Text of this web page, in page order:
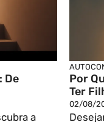
De
a
Por
Ter
02/08/